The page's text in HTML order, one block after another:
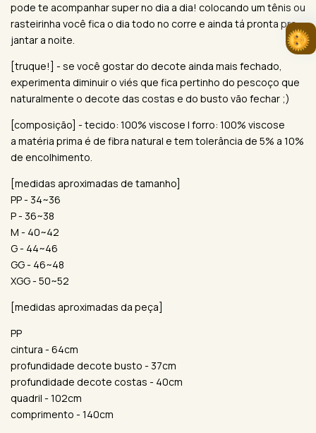
pode te acompanhar super no dia a dia! colocando um tênis ou
rasteirinha você fica o dia todo no corre e ainda tá pronta pro
jantar a noite.
[truque!] - se você gostar do decote ainda mais fechado,
experimenta diminuir o viés que fica pertinho do pescoço que
naturalmente o decote das costas e do busto vão fechar ;)
[composição] - tecido: 100% viscose | forro: 100% viscose
a matéria prima é de fibra natural e tem tolerância de 5% a 10%
de encolhimento.
[medidas aproximadas de tamanho]
PP - 34~36
P - 36~38
M - 40~42
G - 44~46
GG - 46~48
XGG - 50~52
[medidas aproximadas da peça]
PP
cintura - 64cm
profundidade decote busto - 37cm
profundidade decote costas - 40cm
quadril - 102cm
comprimento - 140cm